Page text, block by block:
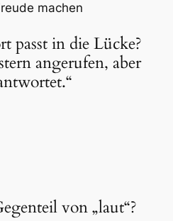
machen
passt in die Lücke?
angerufen, aber
von „laut“?